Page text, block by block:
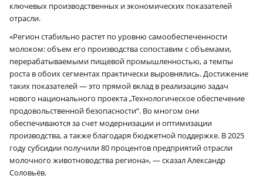
ключевых производственных и экономических показателей
отрасли.
«Регион стабильно растет по уровню самообеспеченности
молоком: объем его производства сопоставим с объемами,
перерабатываемыми пищевой промышленностью, а темпы
роста в обоих сегментах практически выровнялись. Достижение
таких показателей — это прямой вклад в реализацию задач
нового национального проекта „Технологическое обеспечение
продовольственной безопасности“. Во многом они
обеспечиваются за счет модернизации и оптимизации
производства, а также благодаря бюджетной поддержке. В 2025
году субсидии получили 80 процентов предприятий отрасли
молочного животноводства региона», — сказал Александр
Соловьёв.